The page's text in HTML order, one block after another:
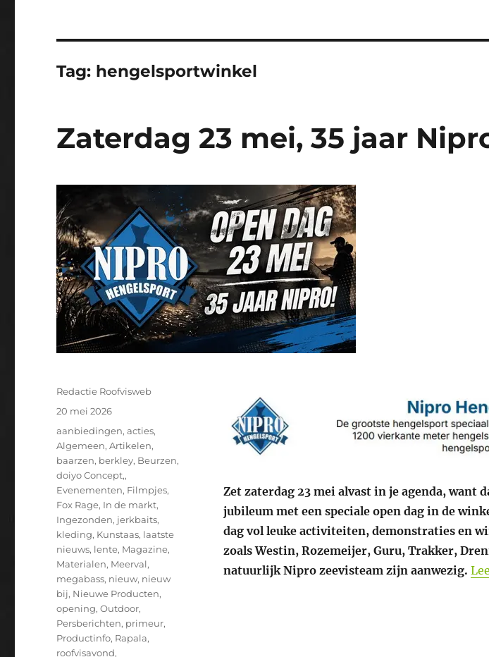
Tag: hengelsportwinkel
Zaterdag 23 mei, 35 jaar
Zet zaterdag 23 mei alvast in je agenda, want
jubileum met een speciale open dag in de
dag vol leuke activiteiten, demonstraties en
zoals Westin, Rozemeijer, Guru, Trakker,
natuurlijk Nipro zeevisteam zijn aanwezig.
Auteur
Redactie Roofvisweb
Geplaatst
20 mei 2026
Categorieën
aanbiedingen,acties,
Algemeen,Artikelen,
baarzen, berkley, Beurzen,
doiyo Concept,,
Evenementen, Filmpjes,
Fox Rage, In de markt,
Ingezonden, jerkbaits,
kleding, Kunstaas, laatste
nieuws, lente, Magazine,
Materialen, Meerval,
megabass, nieuw, nieuw
bij, Nieuwe Producten,
opening,Outdoor,
Persberichten, primeur,
Productinfo, Rapala,
roofvisavond,